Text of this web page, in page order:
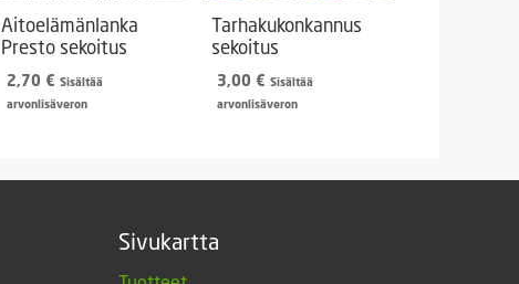
Aitoelämänlanka
Presto sekoitus
2,70 € Sisältää
arvonlisäveron
Tarhakukonkannus
sekoitus
3,00 € Sisältää
arvonlisäveron
Sivukartta